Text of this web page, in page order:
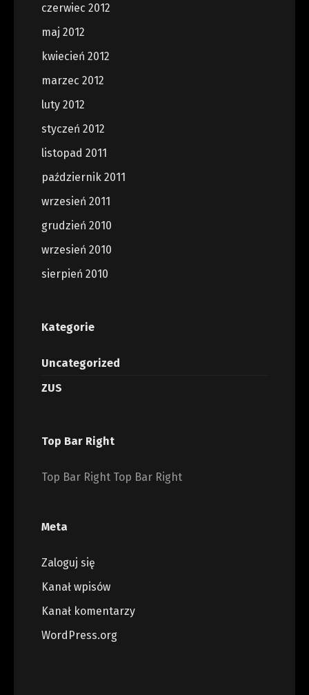
czerwiec 2012
maj 2012
kwiecień 2012
marzec 2012
luty 2012
styczeń 2012
listopad 2011
październik 2011
wrzesień 2011
grudzień 2010
wrzesień 2010
sierpień 2010
Kategorie
Uncategorized
ZUS
Top Bar Right
Top Bar Right Top Bar Right
Meta
Zaloguj się
Kanał wpisów
Kanał komentarzy
WordPress.org